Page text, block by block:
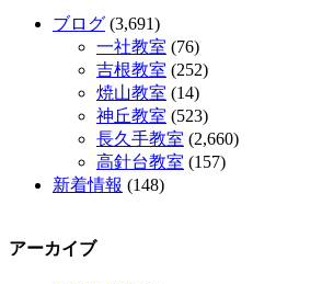
ブログ (3,691)
一社教室 (76)
吉根教室 (252)
焼山教室 (14)
神丘教室 (523)
長久手教室 (2,660)
高針台教室 (157)
新着情報 (148)
アーカイブ